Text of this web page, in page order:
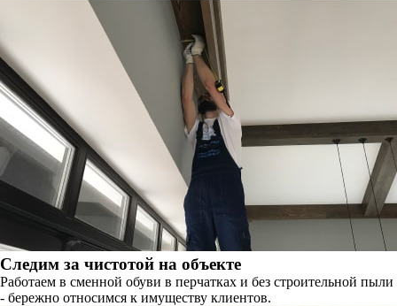
Следим за чистотой на объекте
Работаем в сменной обуви в перчатках и без строительной пыли
- бережно относимся к имуществу клиентов.